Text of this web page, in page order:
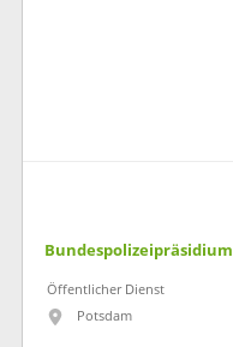
Bundespolizeipräsidium
Öffentlicher Dienst
Potsdam